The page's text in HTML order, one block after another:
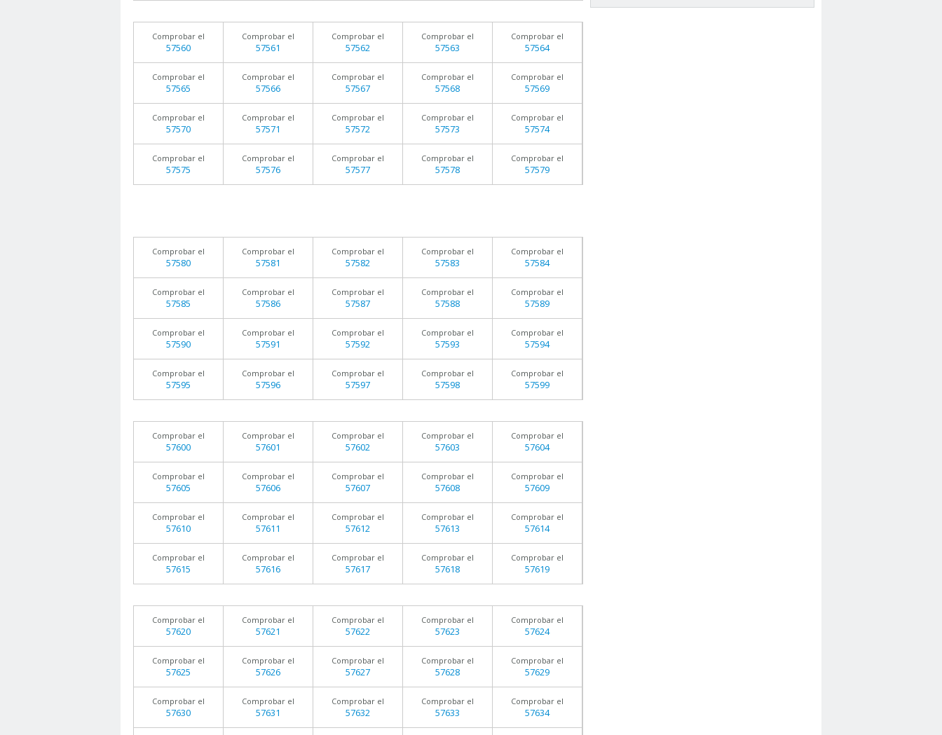
Comprobar el
57560
Comprobar el
57561
Comprobar el
57562
Comprobar el
57563
Comprobar el
57564
Comprobar el
57565
Comprobar el
57566
Comprobar el
57567
Comprobar el
57568
Comprobar el
57569
Comprobar el
57570
Comprobar el
57571
Comprobar el
57572
Comprobar el
57573
Comprobar el
57574
Comprobar el
57575
Comprobar el
57576
Comprobar el
57577
Comprobar el
57578
Comprobar el
57579
Comprobar el
57580
Comprobar el
57581
Comprobar el
57582
Comprobar el
57583
Comprobar el
57584
Comprobar el
57585
Comprobar el
57586
Comprobar el
57587
Comprobar el
57588
Comprobar el
57589
Comprobar el
57590
Comprobar el
57591
Comprobar el
57592
Comprobar el
57593
Comprobar el
57594
Comprobar el
57595
Comprobar el
57596
Comprobar el
57597
Comprobar el
57598
Comprobar el
57599
Comprobar el
57600
Comprobar el
57601
Comprobar el
57602
Comprobar el
57603
Comprobar el
57604
Comprobar el
57605
Comprobar el
57606
Comprobar el
57607
Comprobar el
57608
Comprobar el
57609
Comprobar el
57610
Comprobar el
57611
Comprobar el
57612
Comprobar el
57613
Comprobar el
57614
Comprobar el
57615
Comprobar el
57616
Comprobar el
57617
Comprobar el
57618
Comprobar el
57619
Comprobar el
57620
Comprobar el
57621
Comprobar el
57622
Comprobar el
57623
Comprobar el
57624
Comprobar el
57625
Comprobar el
57626
Comprobar el
57627
Comprobar el
57628
Comprobar el
57629
Comprobar el
57630
Comprobar el
57631
Comprobar el
57632
Comprobar el
57633
Comprobar el
57634